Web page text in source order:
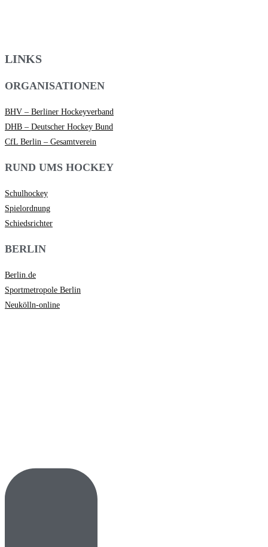
LINKS
ORGANISATIONEN
BHV – Berliner Hockeyverband
DHB – Deutscher Hockey Bund
CfL Berlin – Gesamtverein
RUND UMS HOCKEY
Schulhockey
Spielordnung
Schiedsrichter
BERLIN
Berlin.de
Sportmetropole Berlin
Neukölln-online